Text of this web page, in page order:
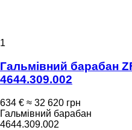
1
Гальмівний барабан
4644.309.002
634 € ≈ 32 620 грн
Гальмівний барабан
4644.309.002